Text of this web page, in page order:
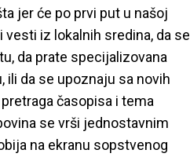
jer će po prvi put u našoj
iz lokalnih sredina, da se
da prate specijalizovana
da se upoznaju sa novih
časopisa i tema
se vrši jednostavnim
na ekranu sopstvenog